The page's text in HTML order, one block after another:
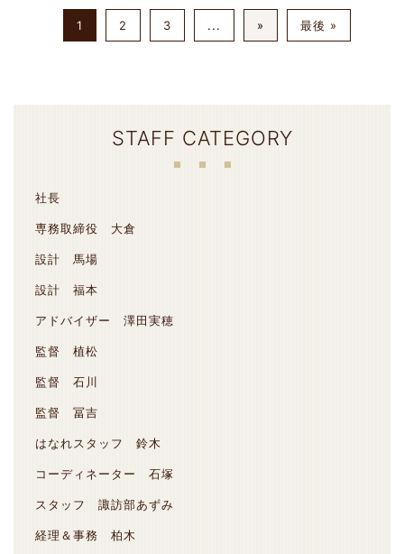
1 2 3 ... » 最後 »
STAFF CATEGORY
社長
専務取締役 大倉
設計 馬場
設計 福本
アドバイザー 澤田実穂
監督 植松
監督 石川
監督 冨吉
はなれスタッフ 鈴木
コーディネーター 石塚
スタッフ 諏訪部あずみ
経理＆事務 柏木